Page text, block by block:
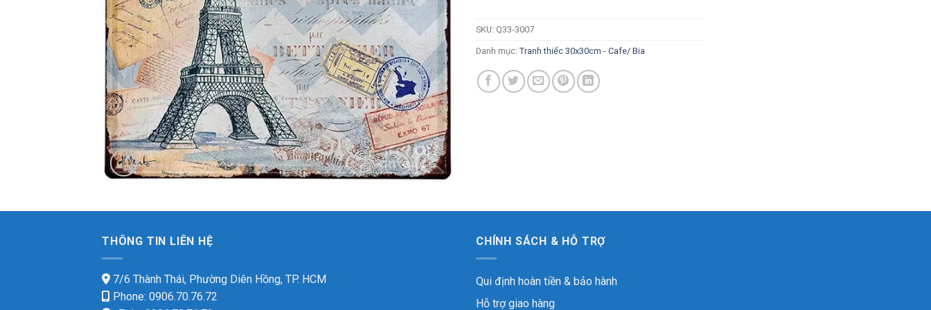
SKU: Q33-3007
Danh mục: Tranh thiếc 30x30cm - Cafe/ Bia
THÔNG TIN LIÊN HỆ
7/6 Thành Thái, Phường Diên Hồng, TP. HCM
Phone: 0906.70.76.72
CHÍNH SÁCH & HỖ TRỢ
Qui định hoàn tiền & bảo hành
Hỗ trợ giao hàng